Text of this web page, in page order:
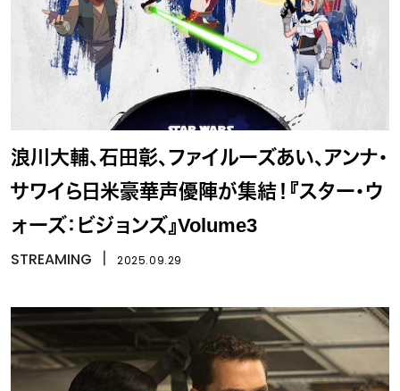
浪川大輔、石田彰、ファイルーズあい、アンナ・
サワイら日米豪華声優陣が集結！『スター・ウ
ォーズ：ビジョンズ』Volume3
STREAMING 2025.09.29